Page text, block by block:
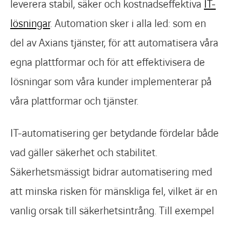
leverera stabil, säker och kostnadseffektiva IT-
lösningar. Automation sker i alla led: som en
del av Axians tjänster, för att automatisera våra
egna plattformar och för att effektivisera de
Iösningar som våra kunder implementerar på
våra plattformar och tjänster.
IT-automatisering ger betydande fördelar både
vad gäller säkerhet och stabilitet.
Säkerhetsmässigt bidrar automatisering med
att minska risken för mänskliga fel, vilket är en
vanlig orsak till säkerhetsintrång. Till exempel